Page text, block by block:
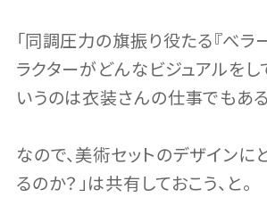
「同調圧力の旗振り役たる『べラ
ラクターがどんなビジュアルをし
いうのは衣装さんの仕事でもある
なので、美術セットのデザイン
るのか？」は共有しておこう、と。